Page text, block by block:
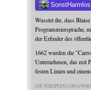
SonstHarmlos
Wusstet ihr, dass
Programmiersprache,
der Erfinder des
1662 wurden die
Unternehmen, das mit
festen Linien und
DE.WIKIPEDIA.ORG/